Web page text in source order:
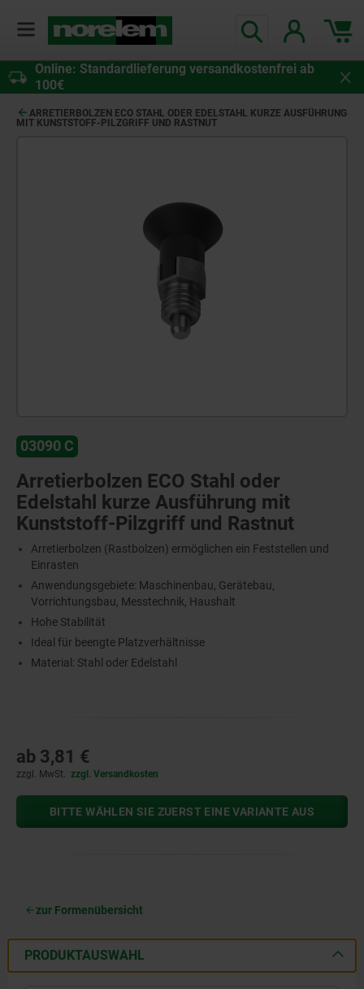
Online: Standardlieferung versandkostenfrei ab
100€
ARRETIERBOLZEN ECO STAHL ODER EDELSTAHL KURZE AUSFÜHRUNG
MIT KUNSTSTOFF-PILZGRIFF UND RASTNUT
03090 C
Arretierbolzen ECO Stahl oder
Edelstahl kurze Ausführung mit
Kunststoff-Pilzgriff und Rastnut
Arretierbolzen (Rastbolzen) ermöglichen ein Feststellen und
Einrasten
Anwendungsgebiete: Maschinenbau, Gerätebau,
Vorrichtungsbau, Messtechnik, Haushalt
Hohe Stabilität
Ideal für beengte Platzverhältnisse
Material: Stahl oder Edelstahl
ab 3,81 €
zzgl. MwSt. zzgl. Versandkosten
BITTE WÄHLEN SIE ZUERST EINE VARIANTE AUS
zur Formenübersicht
PRODUKTAUSWAHL